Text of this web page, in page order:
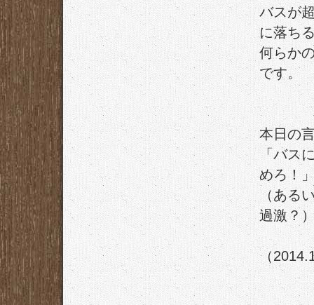
バスが
に落ち
何らか
です。
本日の
「バス
めろ！
（ある
過激？
（